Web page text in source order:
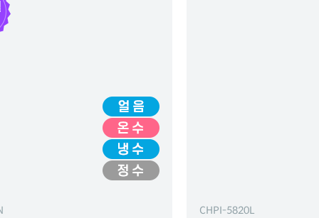
CHPI-5820L